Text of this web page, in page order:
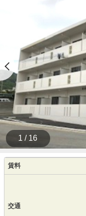
1 / 16
賃料
交通